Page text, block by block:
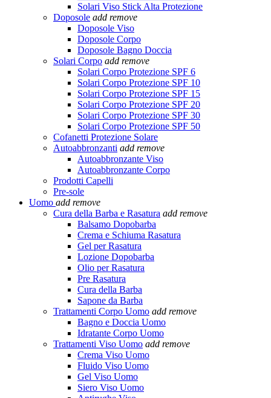
Solari Viso Stick Alta Protezione
Doposole add remove
Doposole Viso
Doposole Corpo
Doposole Bagno Doccia
Solari Corpo add remove
Solari Corpo Protezione SPF 6
Solari Corpo Protezione SPF 10
Solari Corpo Protezione SPF 15
Solari Corpo Protezione SPF 20
Solari Corpo Protezione SPF 30
Solari Corpo Protezione SPF 50
Cofanetti Protezione Solare
Autoabbronzanti add remove
Autoabbronzante Viso
Autoabbronzante Corpo
Prodotti Capelli
Pre-sole
Uomo add remove
Cura della Barba e Rasatura add remove
Balsamo Dopobarba
Crema e Schiuma Rasatura
Gel per Rasatura
Lozione Dopobarba
Olio per Rasatura
Pre Rasatura
Cura della Barba
Sapone da Barba
Trattamenti Corpo Uomo add remove
Bagno e Doccia Uomo
Idratante Corpo Uomo
Trattamenti Viso Uomo add remove
Crema Viso Uomo
Fluido Viso Uomo
Gel Viso Uomo
Siero Viso Uomo